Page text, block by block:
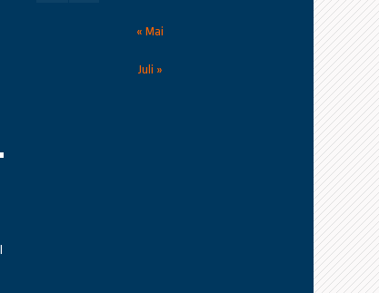
« Mai
Juli »